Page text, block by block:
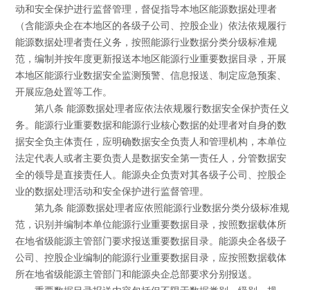
动和安全保护进行监督管理，督促指导本地区能源数据处理者
（含能源央企在本地区的各级子公司、控股企业）依法依规履行
能源数据处理者责任义务，按照能源行业数据分类分级标准规
范，编制并按年度更新报送本地区能源行业重要数据目录，开展
本地区能源行业数据安全监测预警、信息报送、制定应急预案、
开展应急处置等工作。
第八条 能源数据处理者应依法依规履行数据安全保护责任义
务。能源行业重要数据和能源行业核心数据的处理者对自身的数
据安全负主体责任，应明确数据安全负责人和管理机构，本单位
法定代表人或者主要负责人是数据安全第一责任人，分管数据安
全的领导是直接责任人。能源央企负责对其各级子公司、控股企
业的数据处理活动和安全保护进行监督管理。
第九条 能源数据处理者应依照能源行业数据分类分级标准规
范，识别并编制本单位能源行业重要数据目录，按照数据载体所
在地省级能源主管部门要求报送重要数据目录。能源央企各级子
公司、控股企业编制的能源行业重要数据目录，应按照数据载体
所在地省级能源主管部门和能源央企总部要求分别报送。